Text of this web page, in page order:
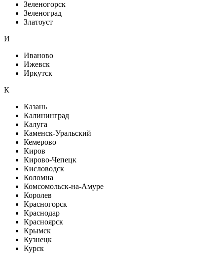
Зеленогорск
Зеленоград
Златоуст
И
Иваново
Ижевск
Иркутск
К
Казань
Калининград
Калуга
Каменск-Уральский
Кемерово
Киров
Кирово-Чепецк
Кисловодск
Коломна
Комсомольск-на-Амуре
Королев
Красногорск
Краснодар
Красноярск
Крымск
Кузнецк
Курск